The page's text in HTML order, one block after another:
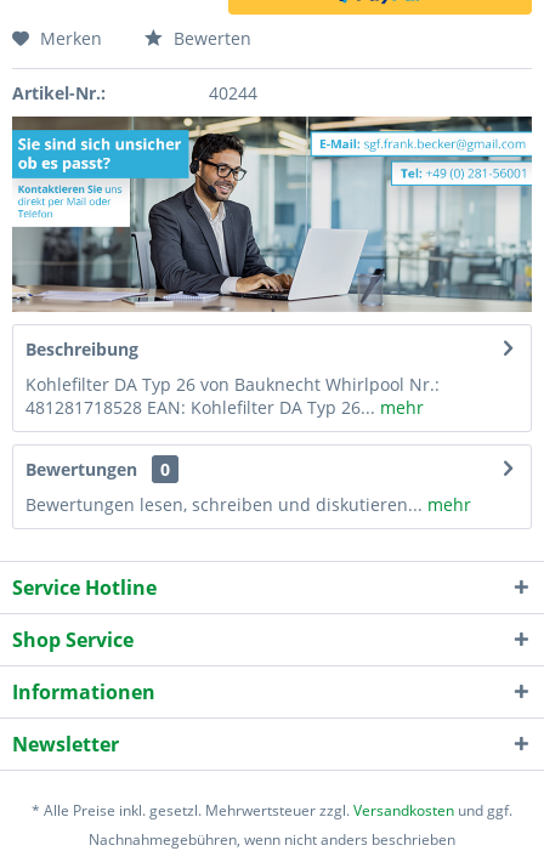
Merken Bewerten
Artikel-Nr.: 40244
Beschreibung
Kohlefilter DA Typ 26 von Bauknecht Whirlpool Nr.:
481281718528 EAN: Kohlefilter DA Typ 26... mehr
Bewertungen
0
Bewertungen lesen, schreiben und diskutieren... mehr
Service Hotline
Shop Service
Informationen
Newsletter
* Alle Preise inkl. gesetzl. Mehrwertsteuer zzgl.Versandkosten und ggf.
Nachnahmegebühren, wenn nicht anders beschrieben